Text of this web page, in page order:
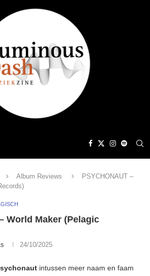
Album Reviews
PSYCHONAUT –
World Maker (Pelagic
24/10/2025
intussen meer naam en faam